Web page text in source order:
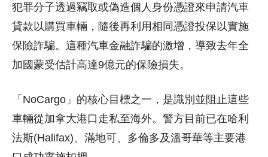
犯罪分子透過竊取或偽造個人身份憑證來申請汽車
貸款以購買車輛，隨後再利用相同憑證投保以實施
保險詐騙。這種汽車金融詐騙的激增，導致去年全
加國蒙受估計高達9億元的保險損失。
「NoCargo」的核心目標之一，是識別並阻止這些
車輛從加拿大港口走私至海外。警方目前已在哈利
法斯(Halifax)、滿地可、多倫多及溫哥華等主要港